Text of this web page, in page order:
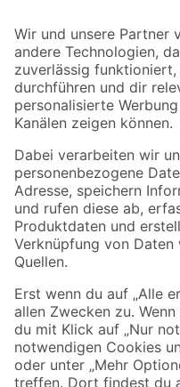
Der toom Newsletter: Keine
Zur Newsletter
Folge uns
Zahlungsarten
Sicher einkaufen
Jetzt die toom-App